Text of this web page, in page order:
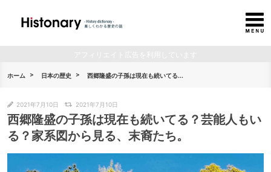
ホーム 日本の歴史 西郷隆盛の子孫は現在も続いてる...
2021年7月10日 2021年7月10日
西郷隆盛の子孫は現在も続いてる？芸能人もい
る？家系図から見る、末裔たち。